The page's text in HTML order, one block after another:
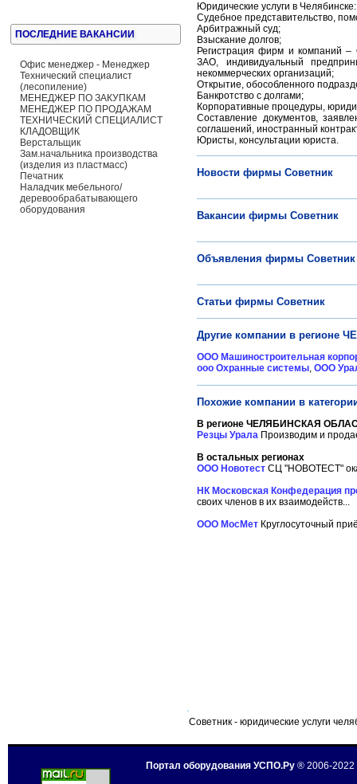
ПОСЛЕДНИЕ ВАКАНСИИ
Офис менеджер - Менеджер
Технический специалист
(лесопиление)
МЕНЕДЖЕР ПО ЗАКУПКАМ
МЕНЕДЖЕР ПО ПРОДАЖАМ
ТЕХНИЧЕСКИЙ СПЕЦИАЛИСТ
КЛАДОВЩИК
Верстальщик
Зам.начальника производства
(изделия из пластмасс)
Печатник
Наладчик мебельного/
деревообрабатывающего
оборудования
Юридические услуги в Челябинске:
Судебное представительство,
Арбитражный суд;
Взыскание долгов;
Регистрация фирм и компаний –
ЗАО, индивидуальный
некоммерческих организаций;
Открытие, обособленного
Банкротство с долгами;
Корпоративные процедуры,
Составление документов,
соглашений, иностранный
Юристы, консультации юриста.
Новости фирмы Советник
Вакансии фирмы Советник
Объявления фирмы Советник
Статьи фирмы Советник
Другие компании в регионе
ООО Машиностроительная
ооо Охранные системы, ООО
Похожие компании в
В регионе ЧЕЛЯБИНСКАЯ
Резцы Урала Производим и
В остальных регионах
ООО Новотест СЦ "НОВОТЕСТ"
НК Московская Конфедерация
своих членов в их взаимодейств...
ООО МосМет Круглосуточный
Советник - юридические услуги
Портал оборудования УСПО.Ру ® 2006-2022